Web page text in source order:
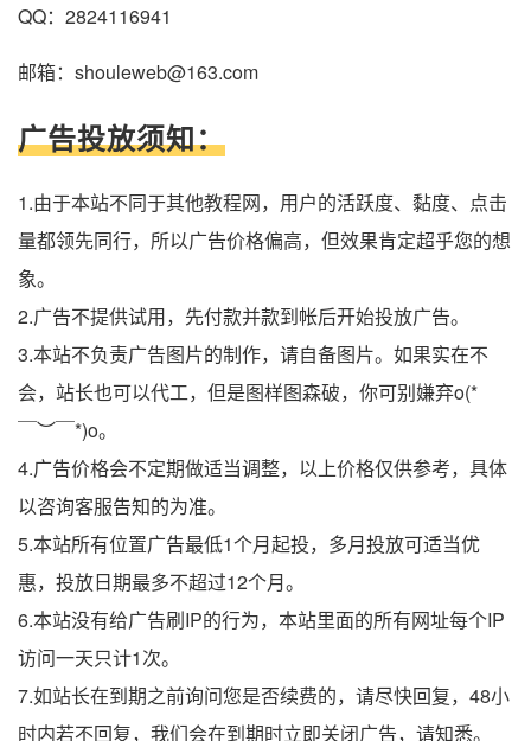
QQ：2824116941
邮箱：shouleweb@163.com
广告投放须知：
1.由于本站不同于其他教程网，用户的活跃度、黏度、点击
量都领先同行，所以广告价格偏高，但效果肯定超乎您的想
象。
2.广告不提供试用，先付款并款到帐后开始投放广告。
3.本站不负责广告图片的制作，请自备图片。如果实在不
会，站长也可以代工，但是图样图森破，你可别嫌弃o(*
￣︶￣*)o。
4.广告价格会不定期做适当调整，以上价格仅供参考，具体
以咨询客服告知的为准。
5.本站所有位置广告最低1个月起投，多月投放可适当优
惠，投放日期最多不超过12个月。
6.本站没有给广告刷IP的行为，本站里面的所有网址每个IP
访问一天只计1次。
7.如站长在到期之前询问您是否续费的，请尽快回复，48小
时内若不回复，我们会在到期时立即关闭广告，请知悉。